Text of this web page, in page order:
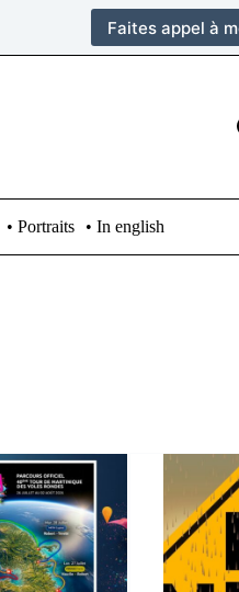
Faites appel à
• Portraits • In english